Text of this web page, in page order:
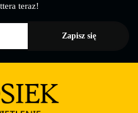
teraz!